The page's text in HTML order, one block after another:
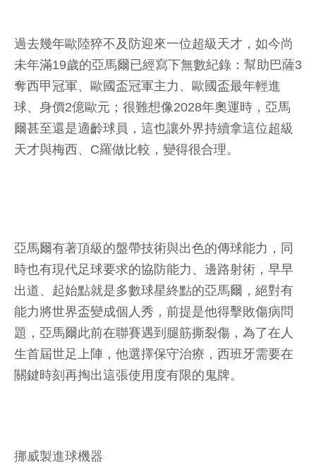
過去幾年歐陸猝不及防迎來一位超級天才，如今尚
未年滿19歲的亞馬爾已經寫下無數紀錄：幫助巴薩3
奪西甲冠軍、歐國盃冠軍主力、歐國盃最年輕進
球、身價2億歐元；很難想像2028年奧運時，亞馬
爾甚至還是適齡球員，這也讓外界持續拿這位超級
天才與梅西、C羅做比較，變得很合理。
亞馬爾有著頂級的盤帶技術與出色的傳球能力，同
時也有現代足球要求的協防能力、邊路射術，早早
出道、起始點就是多數球星終點的亞馬爾，絕對有
能力將世界盃變成個人秀，前提是他得擊敗傷病問
題，亞馬爾此前在聯賽遇到腿筋撕裂傷，為了在人
生首屆世足上陣，他選擇保守治療，西班牙需要在
關鍵時刻再掏出這張使用度有限的鬼牌。
挪威製進球機器